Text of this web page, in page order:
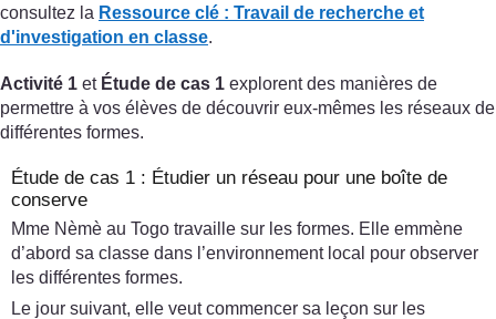
consultez la Ressource clé : Travail de recherche et
d'investigation en classe.
Activité 1 etÉtude de cas 1 explorent des manières de
permettre à vos élèves de découvrir eux-mêmes les réseaux de
différentes formes.
Étude de cas 1 : Étudier un réseau pour une boîte de
conserve
Mme Nèmè au Togo travaille sur les formes. Elle emmène
d’abord sa classe dans l’environnement local pour observer
les différentes formes.
Le jour suivant, elle veut commencer sa leçon sur les